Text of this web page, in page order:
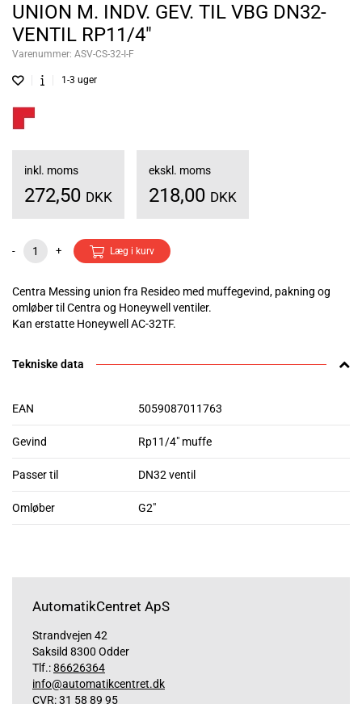
UNION M. INDV. GEV. TIL VBG DN32-
VENTIL RP11/4"
Varenummer: ASV-CS-32-I-F
1-3 uger
inkl. moms
272,50 DKK
ekskl. moms
218,00 DKK
- + Læg i kurv
Centra Messing union fra Resideo med muffegevind, pakning og
omløber til Centra og Honeywell ventiler.
Kan erstatte Honeywell AC-32TF.
Tekniske data
EAN 5059087011763
Gevind Rp11/4" muffe
Passer til DN32 ventil
Omløber G2"
AutomatikCentret ApS
Strandvejen 42
Saksild 8300 Odder
Tlf.:86626364
info@automatikcentret.dk
CVR: 31 58 89 95